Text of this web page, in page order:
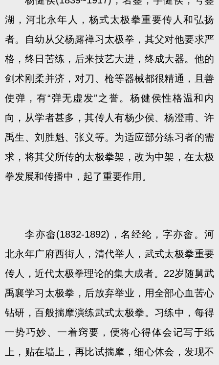
湖，河北永年人，杨式太极拳重要传人和弘扬
者。自幼从父杨露禅习太极拳，其父对他要求严
格，终日苦练，后来技艺大进，终成大器。他的
剑术刚柔并济，对刀、枪等器械都很精通，且善
使弹，有“弹无虚发”之誉。杨健侯性格温和内
向，从学者甚多，其传人有杨少侯、杨澄甫、许
禹生、刘胜魁、张义等。为适应部分练习者的需
求，将其父所传的太极拳架，改为中架，在太极
拳发展和传播中，起了重要作用。
李亦畲(1832-1892)，名经纶，字亦畲。河
北永年广府西街人，清代举人，武式太极拳重要
传人，近代太极拳理论的集大成者。22岁随舅武
禹襄学习太极拳，后放弃举业，用全部心血苦心
钻研，百般揣摩演练武式太极拳。习练中，每得
一势巧妙、一着窍要，便将心得体会记写于纸
上，贴在墙上，再比试揣摩，细心体会，发现不